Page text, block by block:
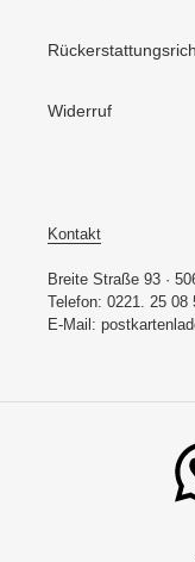
Widerruf
Kontakt
Breite Straße 93 ·
Telefon: 0221. 25 08
E-Mail: